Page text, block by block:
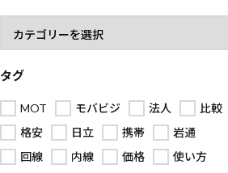
タグ
MOT モバビジ 法人
比較
格安
日立 携帯
岩通
回線
内線 価格
使い方